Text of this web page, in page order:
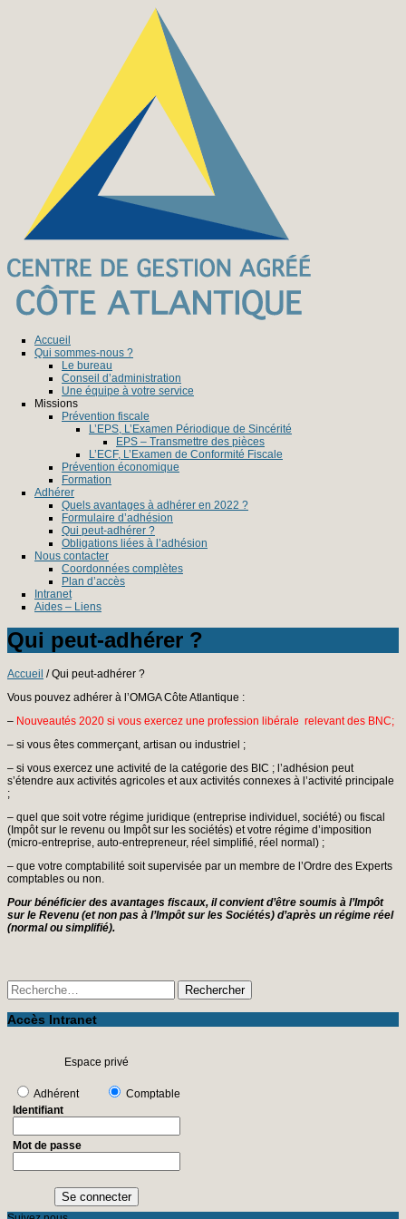
Accueil
Qui sommes-nous ?
Le bureau
Conseil d’administration
Une équipe à votre service
Missions
Prévention fiscale
L’EPS, L’Examen Périodique de Sincérité
EPS – Transmettre des pièces
L’ECF, L’Examen de Conformité Fiscale
Prévention économique
Formation
Adhérer
Quels avantages à adhérer en 2022 ?
Formulaire d’adhésion
Qui peut-adhérer ?
Obligations liées à l’adhésion
Nous contacter
Coordonnées complètes
Plan d’accès
Intranet
Aides – Liens
Qui peut-adhérer ?
Accueil / Qui peut-adhérer ?
Vous pouvez adhérer à l’OMGA Côte Atlantique :
– Nouveautés 2020 si vous exercez une profession libérale relevant des BNC;
– si vous êtes commerçant, artisan ou industriel ;
– si vous exercez une activité de la catégorie des BIC ; l’adhésion peut
s’étendre aux activités agricoles et aux activités connexes à l’activité principale
;
– quel que soit votre régime juridique (entreprise individuel, société) ou fiscal
(Impôt sur le revenu ou Impôt sur les sociétés) et votre régime d’imposition
(micro-entreprise, auto-entrepreneur, réel simplifié, réel normal) ;
– que votre comptabilité soit supervisée par un membre de l’Ordre des Experts
comptables ou non.
Pour bénéficier des avantages fiscaux, il convient d’être soumis à l’Impôt
sur le Revenu (et non pas à l’Impôt sur les Sociétés) d’après un régime réel
(normal ou simplifié).
Accès Intranet
Espace privé
Adhérent
Comptable
Identifiant
Mot de passe